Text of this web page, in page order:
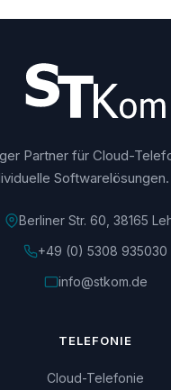
Partner für Cloud-
Berliner Str. 60, 38165
+49 (0) 5308 935030
info@stkom.de
TELEFONIE
Cloud-Telefonie